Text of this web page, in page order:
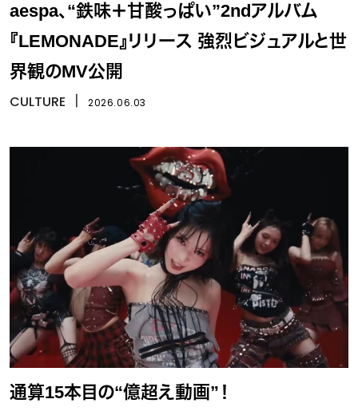
aespa、“鉄味＋甘酸っぱい”2ndアルバム
『LEMONADE』リリース 強烈ビジュアルと世
界観のMV公開
CULTURE 2026.06.03
通算15本目の“億超え動画”！